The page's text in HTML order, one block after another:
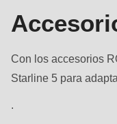
Con los accesorios
Starline 5 para
.